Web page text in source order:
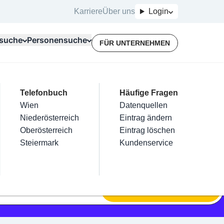
KarriereÜber uns Login
Kategorien
Friseur
Nägel
Haarentfernung
Make-Up
Für Unternehmer
Terminbuchung
Kostenlose Beratung
Top Branchen
Elektriker
Installateure
Maler & Lackierer
Branchen A-Z
Mein Firmeneintrag
Eintrag hinzufügen
Eintrag beanspruchen
Eintrag verwalten
Eintrag bewerben
Personensuche
Telefonbuch
Wien
Niederösterreich
Oberösterreich
Steiermark
Häufige Fragen
Datenquellen
Eintrag ändern
Eintrag löschen
Kundenservice
FÜR UNTERNEHMEN